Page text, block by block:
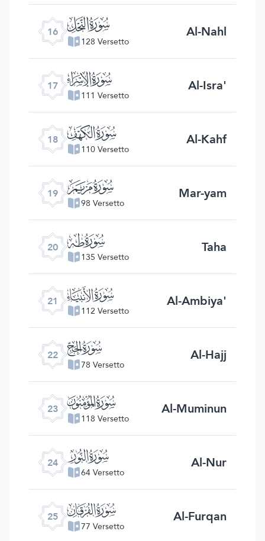
16 ﮜ
128 Versetto Al-Nahl
17 ﮝ
111 Versetto Al-Isra'
18 ﮞ
110 Versetto Al-Kahf
19 ﮟ
98 Versetto Mar-yam
20 ﮠ
135 Versetto Taha
21 ﮡ
112 Versetto Al-Ambiya'
22 ﮢ
78 Versetto Al-Hajj
23 ﮣ
118 Versetto Al-Muminun
24 ﮤ
64 Versetto Al-Nur
25 ﮥ
77 Versetto Al-Furqan